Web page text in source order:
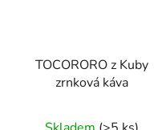
TOCORORO z Kuby
zrnková káva